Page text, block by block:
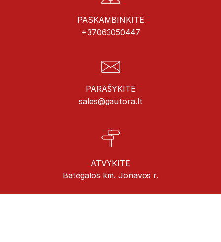
PASKAMBINKITE
+37063050447
PARAŠYKITE
sales@gautora.lt
ATVYKITE
Batėgalos km. Jonavos r.